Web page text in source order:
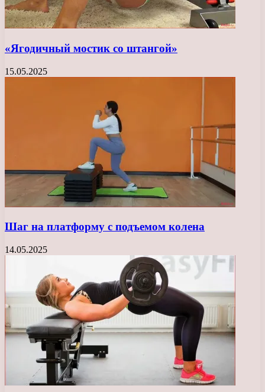
«Ягодичный мостик со штангой»
15.05.2025
Шаг на платформу с подъемом колена
14.05.2025